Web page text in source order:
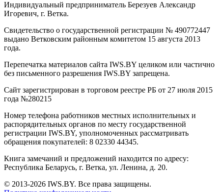
Индивидуальный предприниматель Березуев Александр
Игоревич, г. Ветка.
Свидетельство о государственной регистрации № 490772447
выдано Ветковским районным комитетом 15 августа 2013
года.
Перепечатка материалов сайта IWS.BY целиком или частично
без письменного разрешения IWS.BY запрещена.
Сайт зарегистрирован в торговом реестре РБ от 27 июля 2015
года №280215
Номер телефона работников местных исполнительных и
распорядительных органов по месту государственной
регистрации IWS.BY, уполномоченных рассматривать
обращения покупателей: 8 02330 44345.
Книга замечаний и предложений находится по адресу:
Республика Беларусь, г. Ветка, ул. Ленина, д. 20.
© 2013-2026 IWS.BY. Все права защищены.